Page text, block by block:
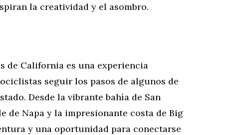
la creatividad y el asombro.
de California es una experiencia
seguir los pasos de algunos de
Desde la vibrante bahía de San
de Napa y la impresionante costa de Big
y una oportunidad para conectarse